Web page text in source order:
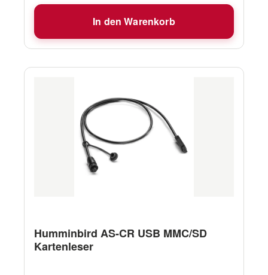
die Funktionen der Fernbedienung an Ihren
Angelstil anpassen können. Zum Beispiel kann
ein langes Drücken der Mark-Taste
programmiert werden, um Ihr Gerät
auszuschalten oder Ihren 360 Imaging-
G1 und ONIX Für die Verwendung mit unserer
ONIX-Produktreihe ist der Kauf des AS GPS
NMEA-Kabels erforderlich. Dieses Produkt
unterstützt nur eine Humminbird-Einheit.
Leistungsaufnahme: 22mA
In den Warenkorb
Humminbird AS-CR USB MMC/SD
Kartenleser